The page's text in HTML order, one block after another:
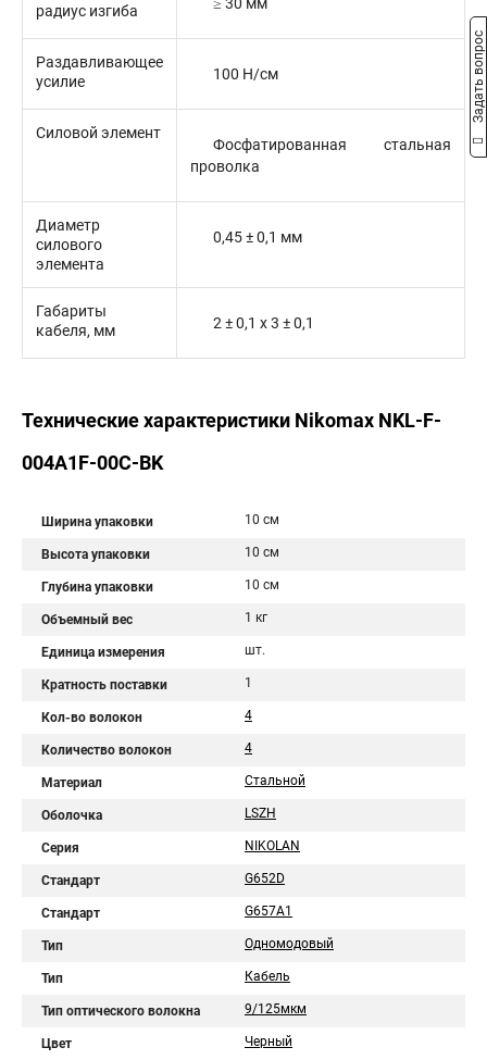
радиус изгиба
Раздавливающее
усилие
100 Н/см
Силовой элемент
Фосфатированная стальная
проволка
Диаметр
силового
элемента
0,45 ± 0,1 мм
Габариты
кабеля, мм
2 ± 0,1 х 3 ± 0,1
Технические характеристики Nikomax NKL-F-
004A1F-00C-BK
Ширина упаковки 10 см
Высота упаковки 10 см
Глубина упаковки 10 см
Объемный вес 1 кг
Единица измерения шт.
Кратность поставки 1
Кол-во волокон 4
Количество волокон 4
Материал Стальной
Оболочка LSZH
Серия NIKOLAN
Стандарт G652D
Стандарт G657A1
Тип Одномодовый
Тип Кабель
Тип оптического волокна 9/125мкм
Цвет Черный
Задать вопрос